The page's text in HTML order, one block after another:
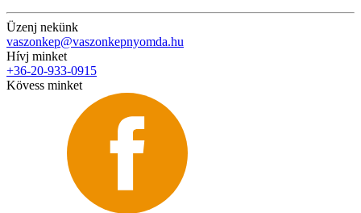
Üzenj nekünk
vaszonkep@vaszonkepnyomda.hu
Hívj minket
+36-20-933-0915
Kövess minket